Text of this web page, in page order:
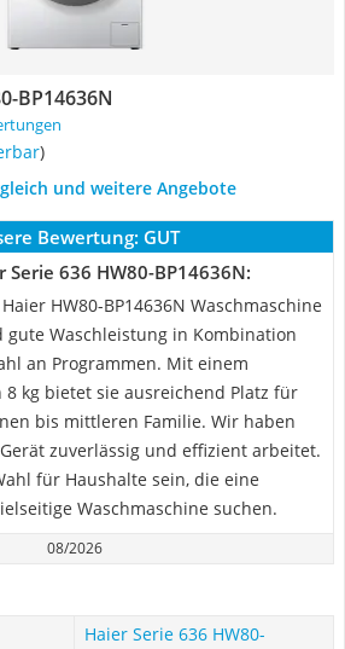
BP14636N
)
und weitere Angebote
Bewertung: GUT
636 HW80-BP14636N:
HW80-BP14636N Waschmaschine
Waschleistung in Kombination
an Programmen. Mit einem
kg bietet sie ausreichend Platz für
bis mittleren Familie. Wir haben
zuverlässig und effizient arbeitet.
für Haushalte sein, die eine
Waschmaschine suchen.
08/2026
Haier Serie 636 HW80-